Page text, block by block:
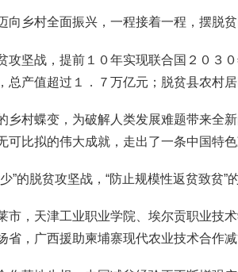
乡村全面振兴，一程接着一程，摆脱
战，提前１０年实现联合国２０３０
总产值超过１．７万亿元；脱贫县农村
村蝶变，为破解人类发展难题带来全新
可比拟的伟大成就，走出了一条中国特
脱贫攻坚战，“防止规模性返贫致贫”
，天津工业职业学院、埃尔贡职业技术
省，广西援助柬埔寨现代农业技术合作